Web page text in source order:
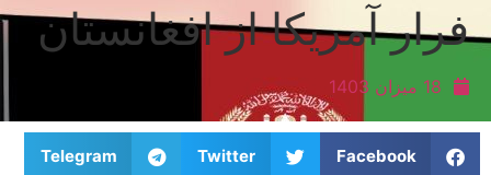
فرار آمریکا از افغانستان
18 میزان 1403
Facebook
Twitter
Telegram